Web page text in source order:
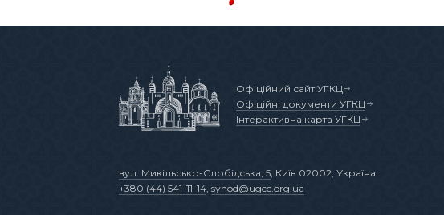
вул. Микільсько-Слобідська, 5 , Київ 02002, Україна
+380 (44) 541-11-14 synod@ugcc.org.ua
Офіційний сайт УГКЦ
Офіційні документи УГКЦ
Інтерактивна карта УГКЦ